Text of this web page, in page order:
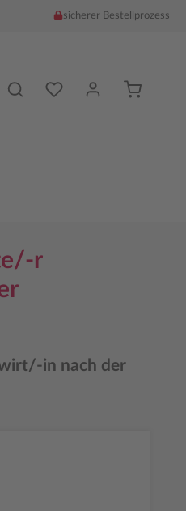
sicherer Bestellprozess
Du hast %counter%
r
in nach der